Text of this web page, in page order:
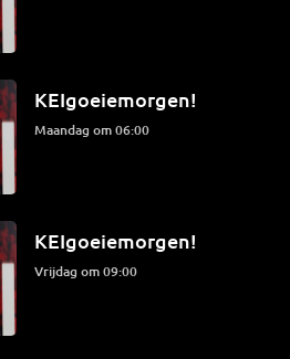
KEIgoeiemorgen!
maandag om 06:00
KEIgoeiemorgen!
vrijdag om 09:00